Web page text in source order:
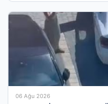
06 Ağu 2026